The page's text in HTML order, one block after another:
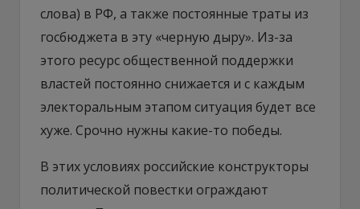
слова) в РФ, а также постоянные траты из
госбюджета в эту «черную дыру». Из-за
этого ресурс общественной поддержки
властей постоянно снижается и с каждым
электоральным этапом ситуация будет все
хуже. Срочно нужны какие-то победы.
В этих условиях российские конструкторы
политической повестки ограждают